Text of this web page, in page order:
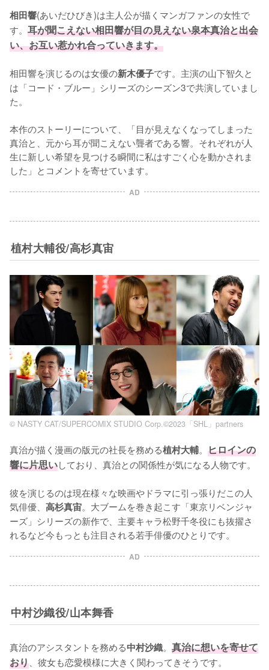
相田響(あいだひびき)は主人公が描くマンガファンの女性で
す。 耳が聞こえない相田響が目の見えない泉本真治と出会
い、お互い惹かれ合っていきます。
相田響を演じるのは女優の新木優子です。主演の山下智久と
は「コード・ブルー」シリーズのシーズン3で共演していまし
た。
本作のストーリーについて、「目が見えなくなってしまった
真治と、元から耳が聞こえない聾者である響。それぞれが人
生に新しい希望を見つける瞬間に私はすごく心を動かされま
した」とコメントを寄せています。
AD
植村大輔役/高杉真宙
©︎ NASTY CAT/SUPERCOMIX STUDIO Corp.©2023「SHL」partners
真治が描く漫画の版元の社長を務める植村大輔。 ヒロインの
響に片思いしており、真治との関係性が気になる人物です。
彼を演じるのは現在様々な映画やドラマに引っ張りだこの人
気俳優、 高杉真宙。大ブームを巻き起こす「東京リベンジャ
ーズ」シリーズの新作で、主要キャラ松野千冬役にも抜擢さ
れるなど今もっとも注目される若手俳優のひとりです。
AD
中村沙織役/山本舞香
真治のアシスタントを務める中村沙織。 真治に想いを寄せて
おり、彼女も恋愛模様に大きく関わってきそうです。